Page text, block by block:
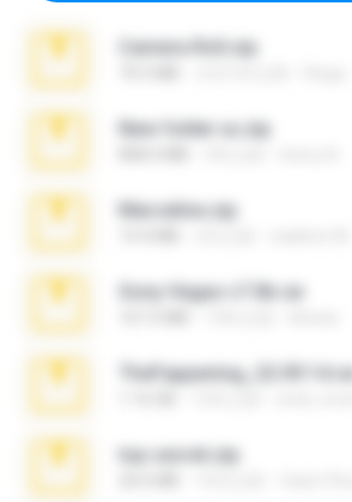
Camera Roll.zip
New folder xx.zip
Marceline.zip
Sony Vegas v7.0b.rar
TheFappening_22.09.14.rar
top secret.zip